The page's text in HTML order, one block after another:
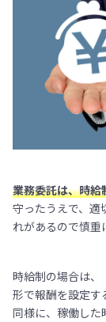
業務委託は、時給
守ったうえで、適
れがあるので慎重
時給制の場合は、
形で報酬を設定す
同様に、稼働した